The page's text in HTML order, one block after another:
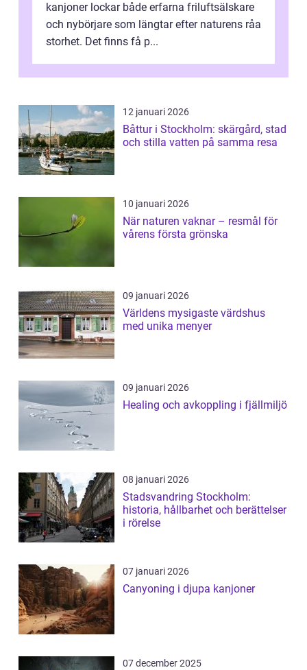
kanjoner lockar både erfarna friluftsälskare
och nybörjare som längtar efter naturens råa
storhet. Det finns få p...
12 januari 2026
Båttur i Stockholm: skärgård, stad
och stilla vatten på samma resa
10 januari 2026
När naturen vaknar – resmål för
vårens första grönska
09 januari 2026
Världens mysigaste värdshus
med unika menyer
09 januari 2026
Healing och avkoppling i fjällmiljö
08 januari 2026
Stadsvandring Stockholm:
historia, hållbarhet och berättelser
i rörelse
07 januari 2026
Canyoning i djupa kanjoner
07 december 2025